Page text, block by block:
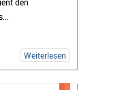
Weiterlesen